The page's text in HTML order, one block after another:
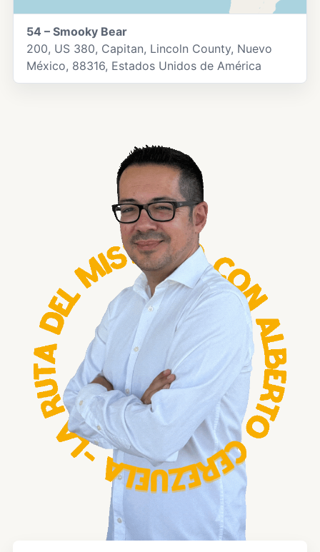
54 – Smooky Bear
200, US 380, Capitan, Lincoln County, Nuevo
México, 88316, Estados Unidos de América